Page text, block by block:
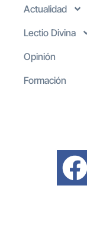
Actualidad
Lectio Divina
Opinión
Formación